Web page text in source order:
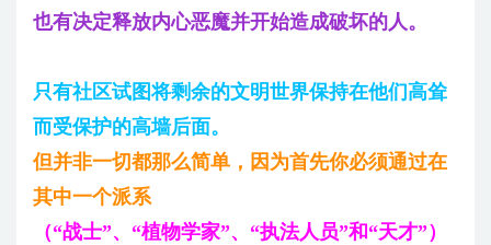
也有决定释放内心恶魔并开始造成破坏的人。
只有社区试图将剩余的文明世界保持在他们高耸
而受保护的高墙后面。
但并非一切都那么简单，因为首先你必须通过在
其中一个派系
（“战士”、“植物学家”、“执法人员”和“天才”）